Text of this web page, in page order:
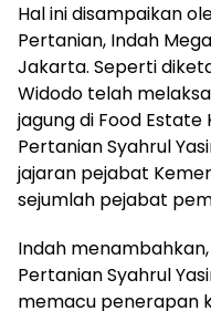
Hal ini disampaikan
Pertanian, Indah
Jakarta. Seperti
Widodo telah
jagung di Food
Pertanian Syahrul
jajaran pejabat
sejumlah pejabat
Indah
Pertanian Syahrul
memacu penerapan